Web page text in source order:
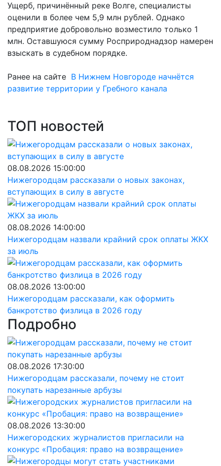
Ущерб, причинённый реке Волге, специалисты
оценили в более чем 5,9 млн рублей. Однако
предприятие добровольно возместило только 1
млн. Оставшуюся сумму Росприроднадзор намерен
взыскать в судебном порядке.
Ранее на сайте В Нижнем Новгороде начнётся
развитие территории у Гребного канала
ТОП новостей
08.08.2026 15:00:00
Нижегородцам рассказали о новых законах,
вступающих в силу в августе
08.08.2026 14:00:00
Нижегородцам назвали крайний срок оплаты ЖКХ
за июль
08.08.2026 13:00:00
Нижегородцам рассказали, как оформить
банкротство физлица в 2026 году
Подробно
08.08.2026 17:30:00
Нижегородцам рассказали, почему не стоит
покупать нарезанные арбузы
08.08.2026 13:30:00
Нижегородских журналистов пригласили на
конкурс «Пробация: право на возвращение»